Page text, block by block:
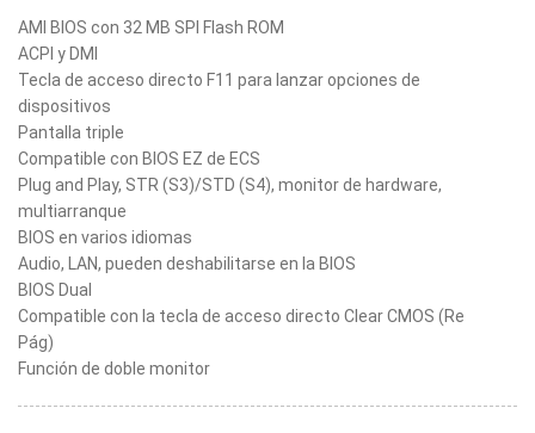
AMI BIOS con 32 MB SPI Flash ROM
ACPI y DMI
Tecla de acceso directo F11 para lanzar opciones de
dispositivos
Pantalla triple
Compatible con BIOS EZ de ECS
Plug and Play, STR (S3)/STD (S4), monitor de hardware,
multiarranque
BIOS en varios idiomas
Audio, LAN, pueden deshabilitarse en la BIOS
BIOS Dual
Compatible con la tecla de acceso directo Clear CMOS (Re
Pág)
Función de doble monitor